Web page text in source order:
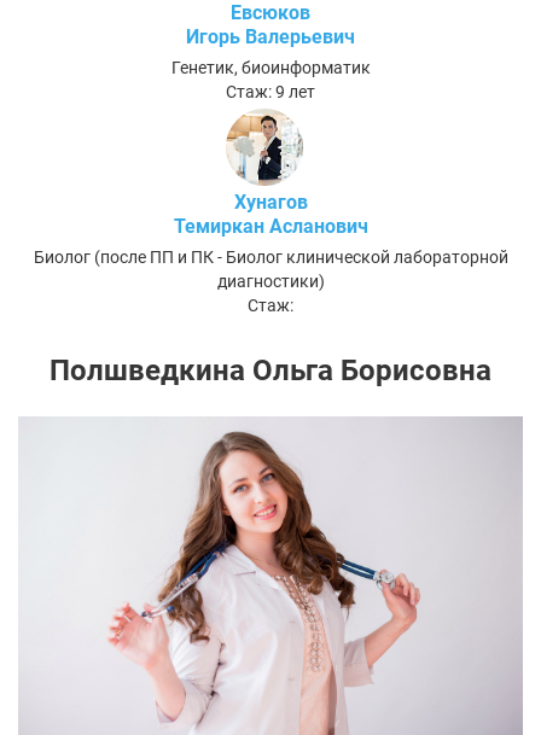
Евсюков
Игорь Валерьевич
Генетик, биоинформатик
Стаж: 9 лет
Хунагов
Темиркан Асланович
Биолог (после ПП и ПК - Биолог клинической лабораторной
диагностики)
Стаж:
Полшведкина Ольга Борисовна